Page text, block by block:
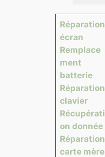
Réparation
écran
Remplace
ment
batterie
Réparation
clavier
Récupérati
on donnée
Réparation
carte mère